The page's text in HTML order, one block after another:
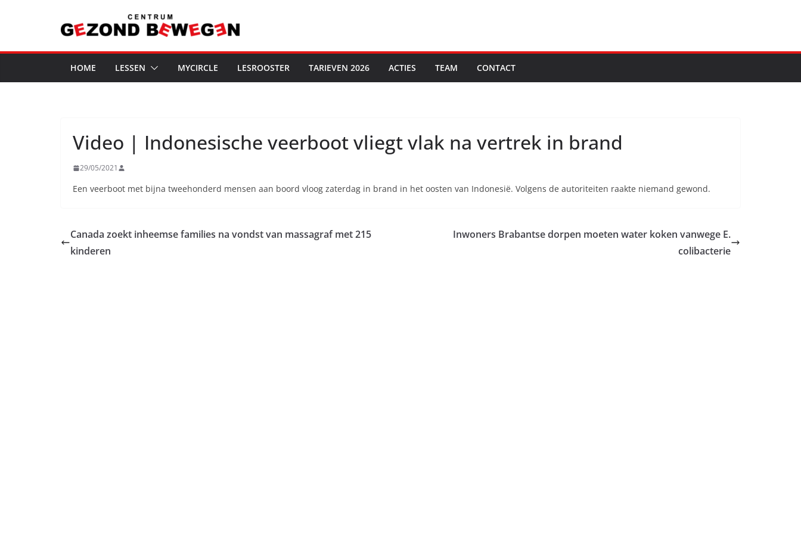
inhoud
HOME LESSEN MYCIRCLE LESROOSTER TARIEVEN 2026 ACTIES TEAM CONTACT
Video | Indonesische veerboot vliegt vlak na vertrek in brand
29/05/2021
Een veerboot met bijna tweehonderd mensen aan boord vloog zaterdag in brand in het oosten van Indonesië. Volgens de autoriteiten raakte niemand gewond.
Canada zoekt inheemse families na vondst van massagraf met 215
kinderen
Inwoners Brabantse dorpen moeten water koken vanwege E.
colibacterie